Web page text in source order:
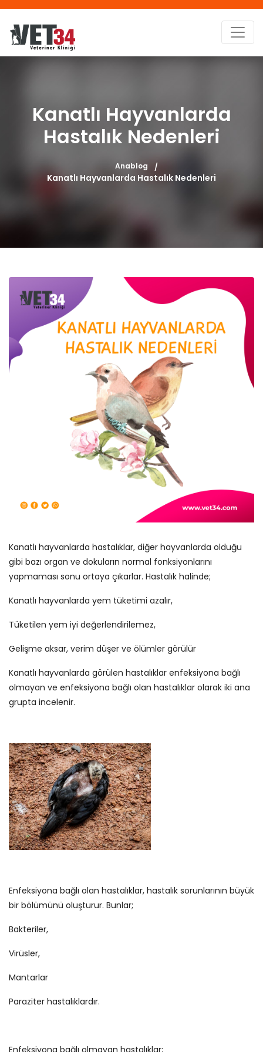
Kanatlı Hayvanlarda
Hastalık Nedenleri
Anablog
Kanatlı Hayvanlarda Hastalık Nedenleri
Kanatlı hayvanlarda hastalıklar, diğer hayvanlarda olduğu
gibi bazı organ ve dokuların normal fonksiyonlarını
yapmaması sonu ortaya çıkarlar. Hastalık halinde;
Kanatlı hayvanlarda yem tüketimi azalır,
Tüketilen yem iyi değerlendirilemez,
Gelişme aksar, verim düşer ve ölümler görülür
Kanatlı hayvanlarda görülen hastalıklar enfeksiyona bağlı
olmayan ve enfeksiyona bağlı olan hastalıklar olarak iki ana
grupta incelenir.
Enfeksiyona bağlı olan hastalıklar, hastalık sorunlarının büyük
bir bölümünü oluşturur. Bunlar;
Bakteriler,
Virüsler,
Mantarlar
Paraziter hastalıklardır.
Enfeksiyona bağlı olmayan hastalıklar;